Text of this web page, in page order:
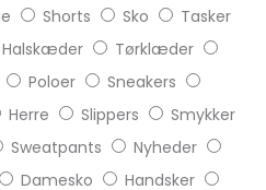
Shorts Sko
Tasker
Halskæder
Tørklæder
Poloer
Sneakers
Herre Slippers
Smykker
Sweatpants
Nyheder
Damesko
Handsker